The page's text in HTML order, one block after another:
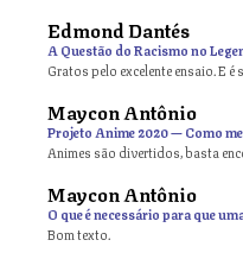
Edmond Dantés
A Questão do Racismo no
Gratos pelo excelente ensaio. E é
Maycon Antônio
Projeto Anime 2020 — Como
Animes são divertidos, basta
Maycon Antônio
O que é necessário para que
Bom texto.